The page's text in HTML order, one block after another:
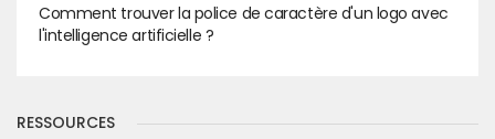
Comment trouver la police de caractère d'un logo avec
l'intelligence artificielle ?
RESSOURCES